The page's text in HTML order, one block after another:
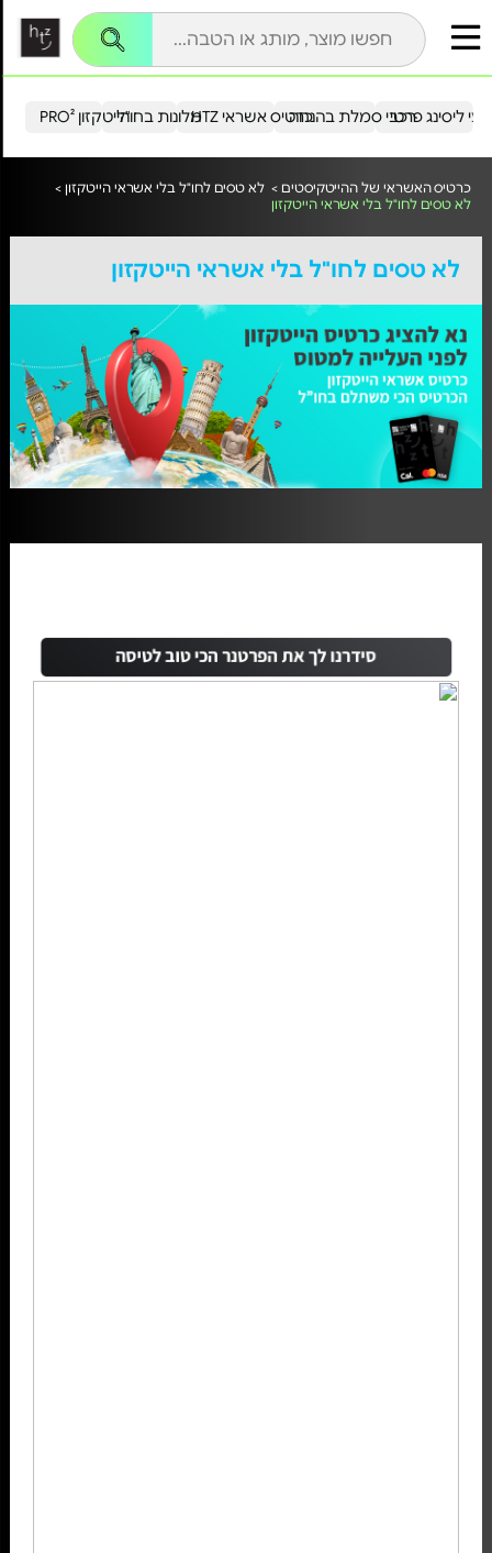
הייטקזון PRO²מלונות בחו"ל כרטיס אשראי HTZ ליסינג פרטירכבי סמלת בהנחה
כרטיס האשראי של ההייטקיסטים > לא טסים לחו"ל בלי אשראי הייטקזון >
לא טסים לחו"ל בלי אשראי הייטקזון
לא טסים לחו"ל בלי אשראי הייטקזון